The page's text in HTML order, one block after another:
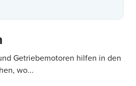
Getriebemotoren hilfen in den
wo...